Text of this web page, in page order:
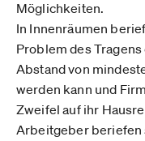
Möglichkeiten.
In Innenräumen
Problem des
Abstand von
werden kann und
Zweifel auf ihr
Arbeitgeber beriefen